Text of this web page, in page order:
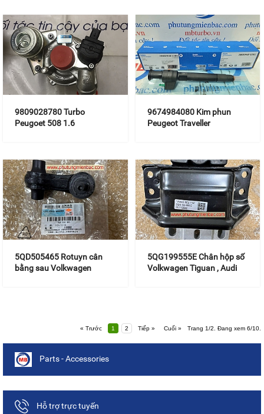
9809028780 Turbo
Peugoet 508 1.6
9674984080 Kim phun
Peugeot Traveller
5QD505465 Rotuyn cân
bằng sau Volkwagen
5QG199555E Chân hộp số
Volkwagen Tiguan , Audi
« Trước 1 2 Tiếp » Cuối » Trang 1/2. Đang xem 6/10.
Parts - Accessories
Hỗ trợ trực tuyến